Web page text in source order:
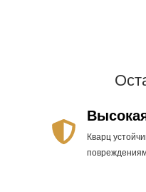
Кварц